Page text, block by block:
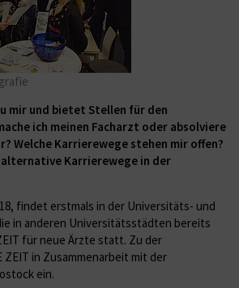
mir und bietet Stellen für den
ich meinen Facharzt oder absolviere
Welche Karrierewege stehen mir offen?
Karrierewege in der
findet erstmals in der Universitäts- und
in anderen Universitätsstädten bereits
für neue Ärzte statt. Zu der
in Zusammenarbeit mit der
ein.